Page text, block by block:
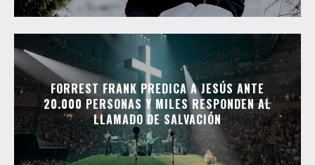
FORREST FRANK PREDICA A JESÚS ANTE
20.000 PERSONAS Y MILES RESPONDEN AL
LLAMADO DE SALVACIÓN